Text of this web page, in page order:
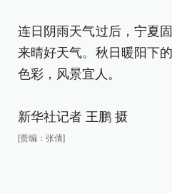
连日阴雨天气过后，宁夏
来晴好天气。秋日暖阳下
色彩，风景宜人。
新华社记者 王鹏 摄
[责编：张倩]